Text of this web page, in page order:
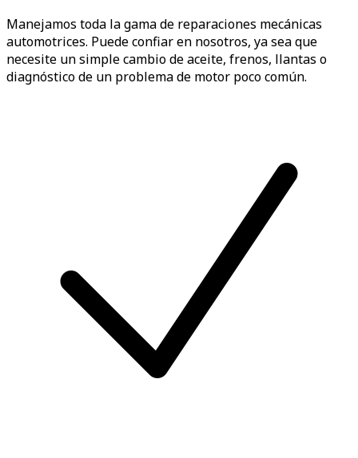
Manejamos toda la gama de reparaciones mecánicas
automotrices. Puede confiar en nosotros, ya sea que
necesite un simple cambio de aceite, frenos, llantas o
diagnóstico de un problema de motor poco común.